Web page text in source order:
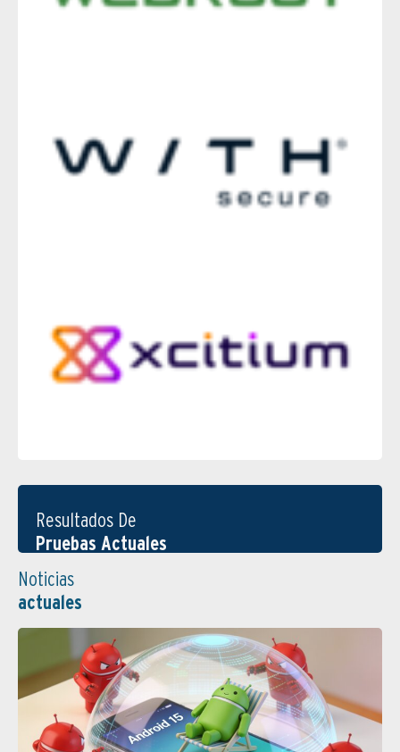
Resultados De
Pruebas Actuales
Noticias
actuales